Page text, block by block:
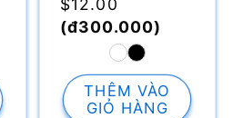
Giá
thông
thường
$12.00
(đ300.000)
THÊM VÀO
GIỎ HÀNG